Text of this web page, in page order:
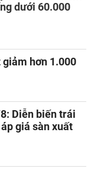
dưới 60.000
hơn 1.000
Diễn biến trái
giá sàn xuất